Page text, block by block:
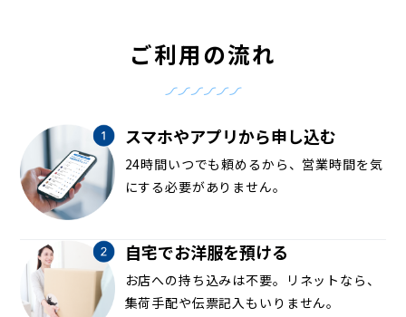
ご利用の流れ
スマホやアプリから申し込む
24時間いつでも頼めるから、営業時間を気
にする必要がありません。
自宅でお洋服を預ける
お店への持ち込みは不要。リネットなら、
集荷手配や伝票記入もいりません。